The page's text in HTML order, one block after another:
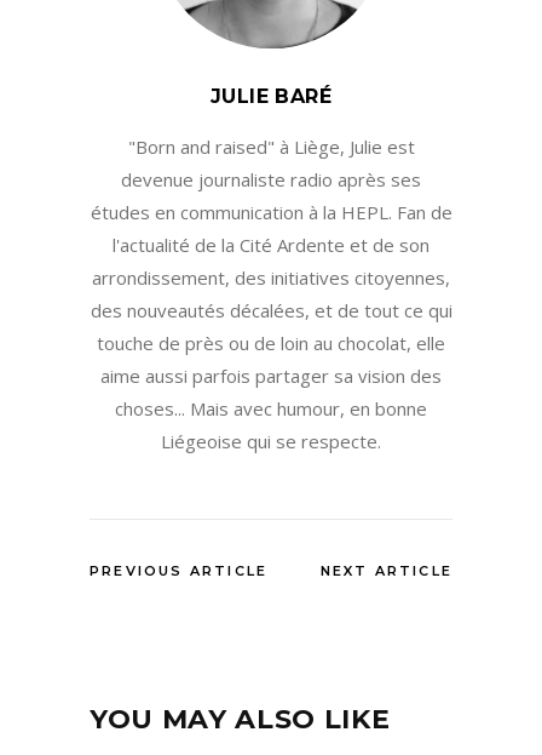
JULIE BARÉ
"Born and raised" à Liège, Julie est
devenue journaliste radio après ses
études en communication à la HEPL. Fan de
l'actualité de la Cité Ardente et de son
arrondissement, des initiatives citoyennes,
des nouveautés décalées, et de tout ce qui
touche de près ou de loin au chocolat, elle
aime aussi parfois partager sa vision des
choses... Mais avec humour, en bonne
Liégeoise qui se respecte.
PREVIOUS ARTICLE NEXT ARTICLE
YOU MAY ALSO LIKE